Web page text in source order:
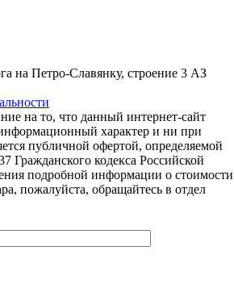
на Петро-Славянку, строение 3 АЗ
на то, что данный интернет-сайт
характер и ни при
публичной офертой, определяемой
Гражданского кодекса Российской
подробной информации о стоимости
пожалуйста, обращайтесь в отдел